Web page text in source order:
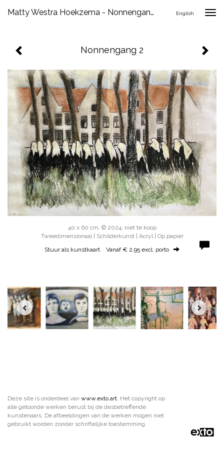
Matty Westra Hoekzema - Nonnengang 2 English
Nonnengang 2
40 x 60 cm, © 2024, niet te koop
Tweedimensionaal | Schilderkunst | Acryl | Op papier
Stuur als kunstkaart Vanaf € 2,95 excl. porto
Deze site is onderdeel van www.exto.art . Het copyright op
alle getoonde werken berust bij de desbetreffende
kunstenaars. De afbeeldingen van de werken mogen niet
gebruikt worden zonder schriftelijke toestemming.